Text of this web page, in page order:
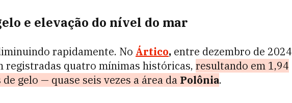
e elevação do nível do mar
rapidamente. No Ártico, entre dezembro de 2024
registradas quatro mínimas históricas, resultando em 1,94
gelo — quase seis vezes a área da Polônia.